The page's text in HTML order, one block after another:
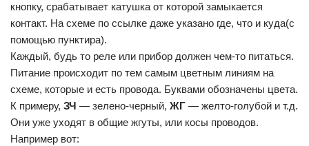
кнопку, срабатывает катушка от которой замыкается
контакт. На схеме по ссылке даже указано где, что и куда(с
помощью пунктира).
Каждый, будь то реле или прибор должен чем-то питаться.
Питание происходит по тем самым цветным линиям на
схеме, которые и есть провода. Буквами обозначены цвета.
К примеру, ЗЧ — зелено-черный, ЖГ — желто-голубой и т.д.
Они уже уходят в общие жгуты, или косы проводов.
Например вот: